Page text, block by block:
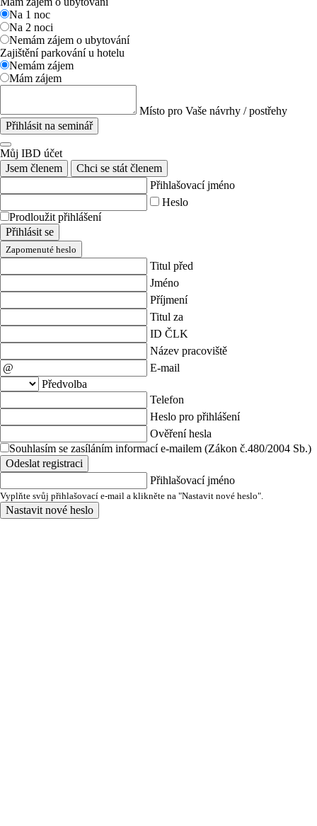
Na 1 noc
Na 2 noci
Nemám zájem o ubytování
Zajištění parkování u hotelu
Nemám zájem
Mám zájem
Místo pro Vaše návrhy / postřehy
Přihlásit na seminář
Můj IBD účet
Jsem členem
Chci se stát členem
Přihlašovací jméno
Heslo
Prodloužit přihlášení
Přihlásit se
Zapomenuté heslo
Titul před
Jméno
Příjmení
Titul za
ID ČLK
Název pracoviště
E-mail
Předvolba
Telefon
Heslo pro přihlášení
Ověření hesla
Souhlasím se zasíláním informací e-mailem (Zákon č.480/2004 Sb.)
Odeslat registraci
Přihlašovací jméno
Vyplňte svůj přihlašovací e-mail a klikněte na "Nastavit nové heslo".
Nastavit nové heslo